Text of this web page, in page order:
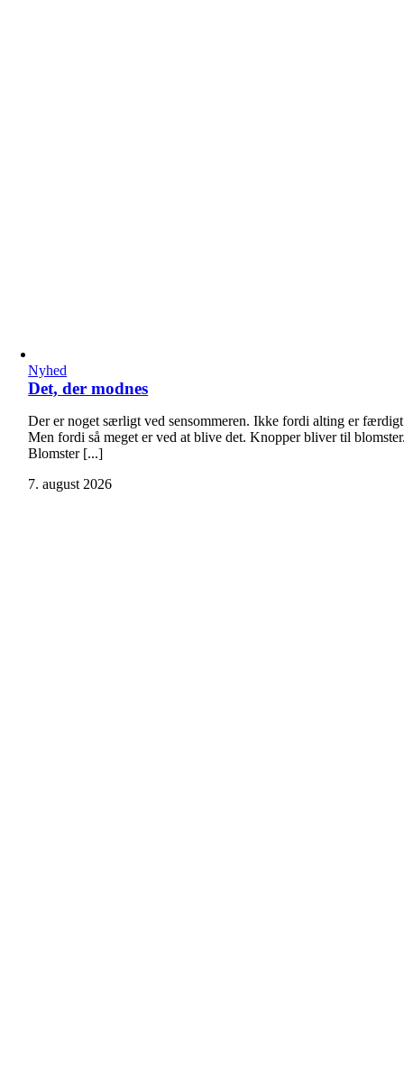
Nyhed
Det, der modnes
Der er noget særligt ved sensommeren. Ikke fordi alting er
Men fordi så meget er ved at blive det. Knopper bliver til
Blomster [...]
7. august 2026